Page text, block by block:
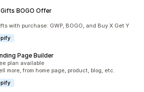
BOGO Offer
with purchase: GWP, BOGO, and Buy X Get Y
Page Builder
plan available
more, from home page, product, blog, etc.